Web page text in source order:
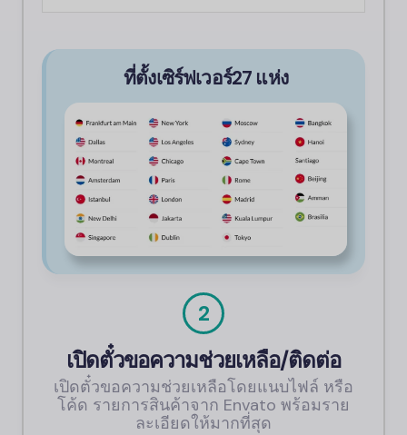
ที่ตั้งเซิร์ฟเวอร์27 แห่ง
2
เปิดตั๋วขอความช่วยเหลือ/ติดต่อ
เปิดตั๋วขอความช่วยเหลือโดยแนบไฟล์ หรือ
โค้ด รายการสินค้าจาก Envato พร้อมราย
ละเอียดให้มากที่สุด